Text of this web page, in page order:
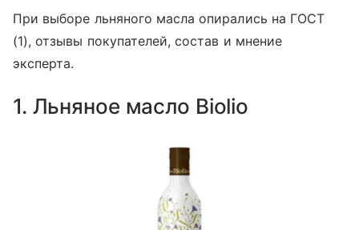
При выборе льняного масла опирались на ГОСТ
(1), отзывы покупателей, состав и мнение
эксперта.
1. Льняное масло Biolio